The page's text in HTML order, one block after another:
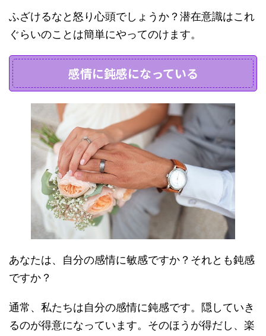
ふざけるなと怒り心頭でしょうか？潜在意識はこれ
ぐらいのことは簡単にやってのけます。
感情に鈍感になっている
あなたは、自分の感情に敏感ですか？それとも鈍感
ですか？
通常、私たちは自分の感情に鈍感です。隠していき
るのが得意になっています。そのほうが得だし、楽